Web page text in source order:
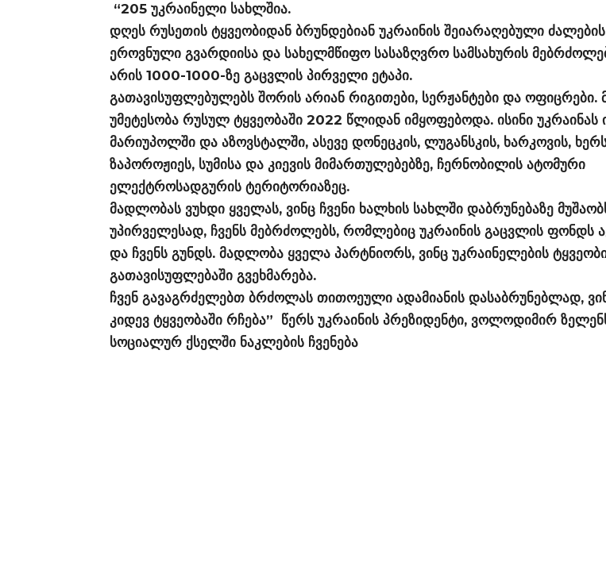
“205 უკრაინელი სახლშია.
დღეს რუსეთის ტყვეობიდან ბრუნდებიან უკრაინის შეიარაღებული
ეროვნული გვარდიისა და სახელმწიფო სასაზღვრო სამსახურის
არის 1000-1000-ზე გაცვლის პირველი ეტაპი.
გათავისუფლებულებს შორის არიან რიგითები, სერჟანტები და ოფიცრები.
უმეტესობა რუსულ ტყვეობაში 2022 წლიდან იმყოფებოდა. ისინი უკრაინას
მარიუპოლში და აზოვსტალში, ასევე დონეცკის, ლუგანსკის, ხარკოვის,
ზაპოროჟიეს, სუმისა და კიევის მიმართულებებზე, ჩერნობილის ატომური
ელექტროსადგურის ტერიტორიაზეც.
მადლობას ვუხდი ყველას, ვინც ჩვენი ხალხის სახლში დაბრუნებაზე
უპირველესად, ჩვენს მებრძოლებს, რომლებიც უკრაინის გაცვლის ფონდს
და ჩვენს გუნდს. მადლობა ყველა პარტნიორს, ვინც უკრაინელების
გათავისუფლებაში გვეხმარება.
ჩვენ გავაგრძელებთ ბრძოლას თითოეული ადამიანის დასაბრუნებლად,
კიდევ ტყვეობაში რჩება” წერს უკრაინის პრეზიდენტი, ვოლოდიმირ
სოციალურ ქსელში ნაკლების ჩვენება